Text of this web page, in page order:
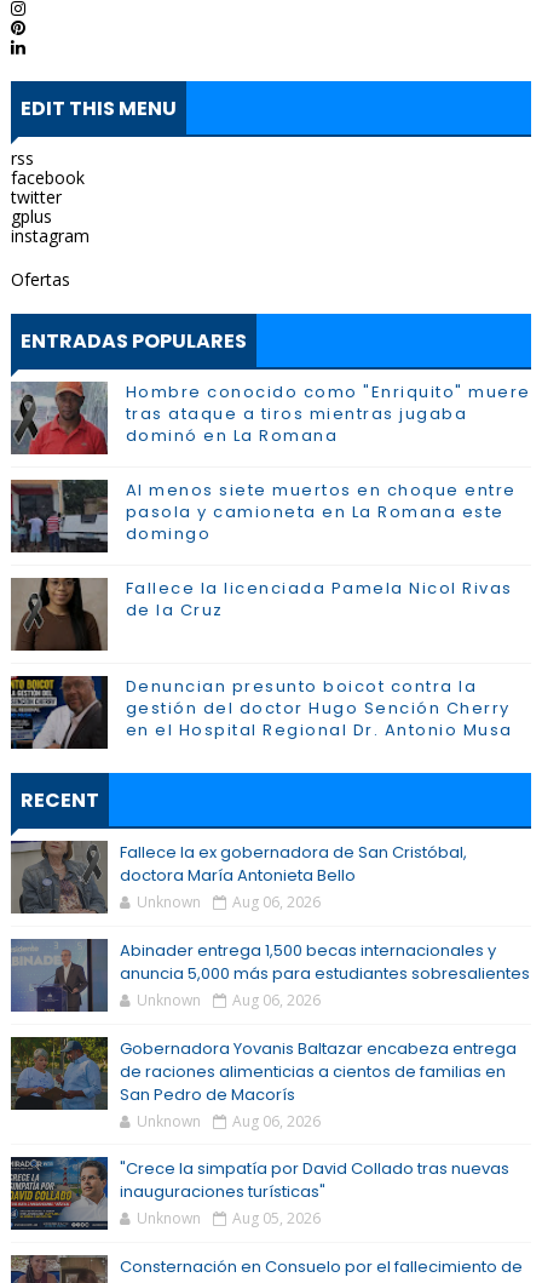
EDIT THIS MENU
rss
facebook
twitter
gplus
instagram
Ofertas
ENTRADAS POPULARES
Hombre conocido como "Enriquito" muere
tras ataque a tiros mientras jugaba
dominó en La Romana
Al menos siete muertos en choque entre
pasola y camioneta en La Romana este
domingo
Fallece la licenciada Pamela Nicol Rivas
de la Cruz
Denuncian presunto boicot contra la
gestión del doctor Hugo Sención Cherry
en el Hospital Regional Dr. Antonio Musa
RECENT
Fallece la ex gobernadora de San Cristóbal,
doctora María Antonieta Bello
Unknown Aug 06, 2026
Abinader entrega 1,500 becas internacionales y
anuncia 5,000 más para estudiantes sobresalientes
Unknown Aug 06, 2026
Gobernadora Yovanis Baltazar encabeza entrega
de raciones alimenticias a cientos de familias en
San Pedro de Macorís
Unknown Aug 06, 2026
"Crece la simpatía por David Collado tras nuevas
inauguraciones turísticas"
Unknown Aug 05, 2026
Consternación en Consuelo por el fallecimiento de